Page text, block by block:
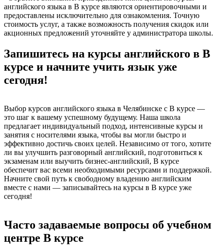
английского языка в В курсе являются ориентировочными и
предоставлены исключительно для ознакомления. Точную
стоимость услуг, а также возможность получения скидок или
акционных предложений уточняйте у администратора школы.
Запишитесь на курсы английского в В
курсе и начните учить язык уже
сегодня!
Выбор курсов английского языка в Челябинске с В курсе —
это шаг к вашему успешному будущему. Наша школа
предлагает индивидуальный подход, интенсивные курсы и
занятия с носителями языка, чтобы вы могли быстро и
эффективно достичь своих целей. Независимо от того, хотите
ли вы улучшить разговорный английский, подготовиться к
экзаменам или выучить бизнес-английский, В курсе
обеспечит вас всеми необходимыми ресурсами и поддержкой.
Начните свой путь к свободному владению английским
вместе с нами — записывайтесь на курсы в В курсе уже
сегодня!
Часто задаваемые вопросы об учебном
центре В курсе